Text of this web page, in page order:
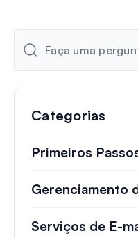
Categorias
Primeiros
Gerenciamento
Serviços de E-